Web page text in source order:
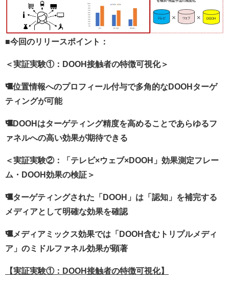
■今回のリリースポイント：
＜実証実験①：DOOH接触者の特徴可視化＞
位置情報へのプロフィール付与で多角的なDOOHターゲ
ティングが可能
DOOHはターゲティング精度を高めることであらゆるフ
ァネルへの高い効果が期待できる
＜実証実験②：「テレビ×ウェブ×DOOH」効果測定フレー
ム・DOOH効果の検証＞
ターゲティングされた「DOOH」は「認知」を補完する
メディアとして明確な効果を確認
メディアミックス効果では「DOOH含むトリプルメディ
ア」のミドルファネル効果が顕著
【実証実験①：DOOH接触者の特徴可視化】